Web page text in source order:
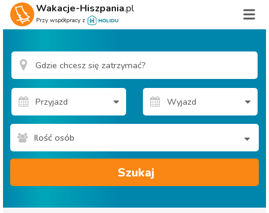
Wakacje-Hiszpania.pl
Przy współpracy z
Ilość osób
Szukaj